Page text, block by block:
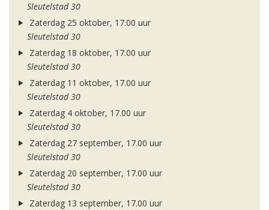
Sleutelstad 30
Zaterdag 25 oktober, 17.00 uur
Sleutelstad 30
Zaterdag 18 oktober, 17.00 uur
Sleutelstad 30
Zaterdag 11 oktober, 17.00 uur
Sleutelstad 30
Zaterdag 4 oktober, 17.00 uur
Sleutelstad 30
Zaterdag 27 september, 17.00 uur
Sleutelstad 30
Zaterdag 20 september, 17.00 uur
Sleutelstad 30
Zaterdag 13 september, 17.00 uur